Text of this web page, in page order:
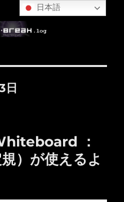
日
：
）が使えるよ
日本語